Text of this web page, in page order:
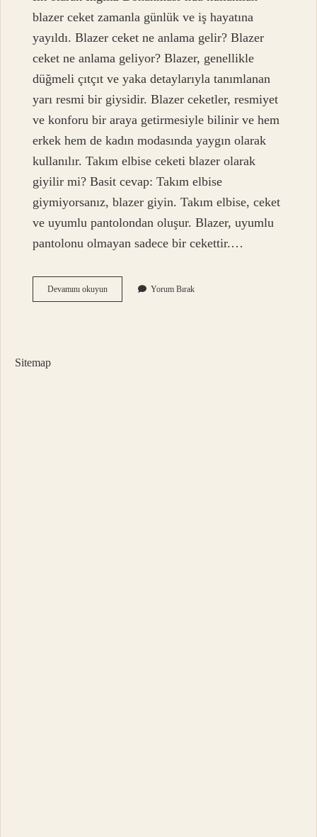
blazer ceket zamanla günlük ve iş hayatına
yayıldı. Blazer ceket ne anlama gelir? Blazer
ceket ne anlama geliyor? Blazer, genellikle
düğmeli çıtçıt ve yaka detaylarıyla tanımlanan
yarı resmi bir giysidir. Blazer ceketler, resmiyet
ve konforu bir araya getirmesiyle bilinir ve hem
erkek hem de kadın modasında yaygın olarak
kullanılır. Takım elbise ceketi blazer olarak
giyilir mi? Basit cevap: Takım elbise
giymiyorsanız, blazer giyin. Takım elbise, ceket
ve uyumlu pantolondan oluşur. Blazer, uyumlu
pantolonu olmayan sadece bir cekettir.…
Devamını okuyunBlazer
Ceketin
Yorum Bırak
Sitemap